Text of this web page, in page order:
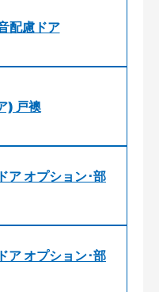
配慮ドア
) 戸襖
ア オプション･部
ア オプション･部